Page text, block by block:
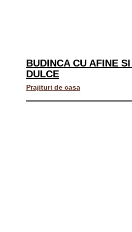
BUDINCA CU AFINE
DULCE
Prajituri de casa